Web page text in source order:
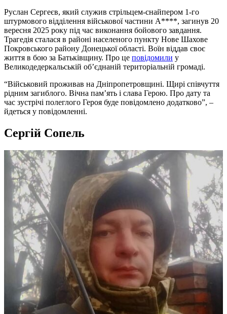
Руслан Сергеєв, який служив стрільцем-снайпером 1-го
штурмового відділення військової частини А****, загинув 20
вересня 2025 року під час виконання бойового завдання.
Трагедія сталася в районі населеного пункту Нове Шахове
Покровського району Донецької області. Воїн віддав своє
життя в бою за Батьківщину. Про це повідомили у
Великодедеркальській об’єднаній територіальній громаді.
“Військовий проживав на Дніпропетровщині. Щирі співчуття
рідним загиблого. Вічна пам’ять і слава Герою. Про дату та
час зустрічі полеглого Героя буде повідомлено додатково”, –
йдеться у повідомленні.
Сергій Сопель